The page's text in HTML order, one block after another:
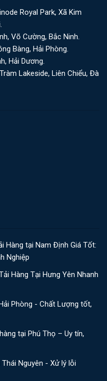
Royal Park, Xã Kim
Võ Cường, Bắc Ninh.
Bàng, Hải Phòng.
Hải Dương.
Lakeside, Liên Chiểu, Đà
Hàng tại Nam Định Giá Tốt:
Nghiệp
Hàng Tại Hưng Yên Nhanh
Phòng - Chất Lượng tốt,
tại Phú Thọ – Uy tín,
Nguyên - Xử lý lỗi